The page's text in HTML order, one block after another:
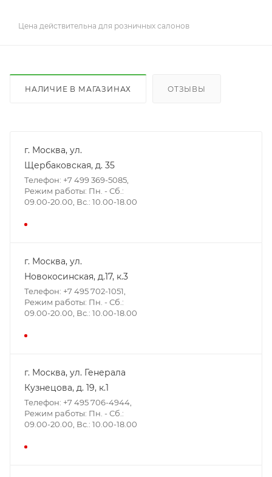
Цена действительна для розничных салонов
НАЛИЧИЕ В МАГАЗИНАХ ОТЗЫВЫ
г. Москва, ул.
Щербаковская, д. 35
Телефон: +7 499 369-5085,
Режим работы: Пн. - Сб.:
09.00-20.00, Вс.: 10.00-18.00
г. Москва, ул.
Новокосинская, д.17, к.3
Телефон: +7 495 702-1051,
Режим работы: Пн. - Сб.:
09.00-20.00, Вс.: 10.00-18.00
г. Москва, ул. Генерала
Кузнецова, д. 19, к.1
Телефон: +7 495 706-4944,
Режим работы: Пн. - Сб.:
09.00-20.00, Вс.: 10.00-18.00